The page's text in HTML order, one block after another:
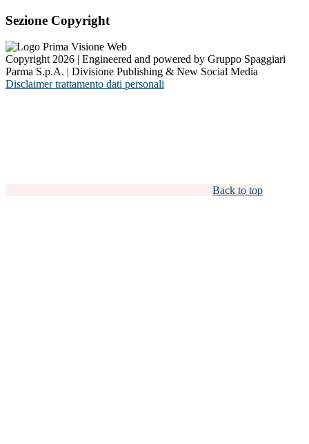
Sezione Copyright
Copyright 2026 | Engineered and powered by Gruppo Spaggiari
Parma S.p.A. | Divisione Publishing & New Social Media
Disclaimer trattamento dati personali
Back to top